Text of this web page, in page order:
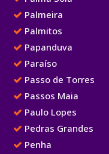
Palmeira
Palmitos
Papanduva
Paraíso
Passo de Torres
Passos Maia
Paulo Lopes
Pedras Grandes
Penha